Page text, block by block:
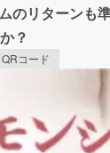
のリターンも
？
QRコード